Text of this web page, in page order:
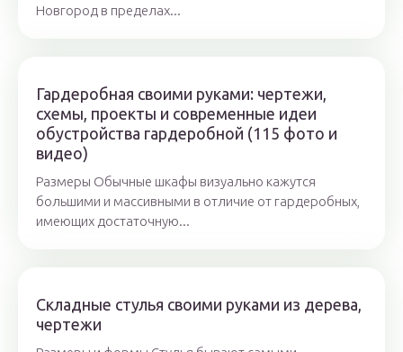
Новгород в пределах...
Гардеробная своими руками: чертежи,
схемы, проекты и современные идеи
обустройства гардеробной (115 фото и
видео)
Размеры Обычные шкафы визуально кажутся
большими и массивными в отличие от гардеробных,
имеющих достаточную...
Складные стулья своими руками из дерева,
чертежи